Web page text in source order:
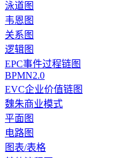
泳道图
韦恩图
关系图
逻辑图
EPC事件过程链图
BPMN2.0
EVC企业价值链图
魏朱商业模式
平面图
电路图
图表/表格